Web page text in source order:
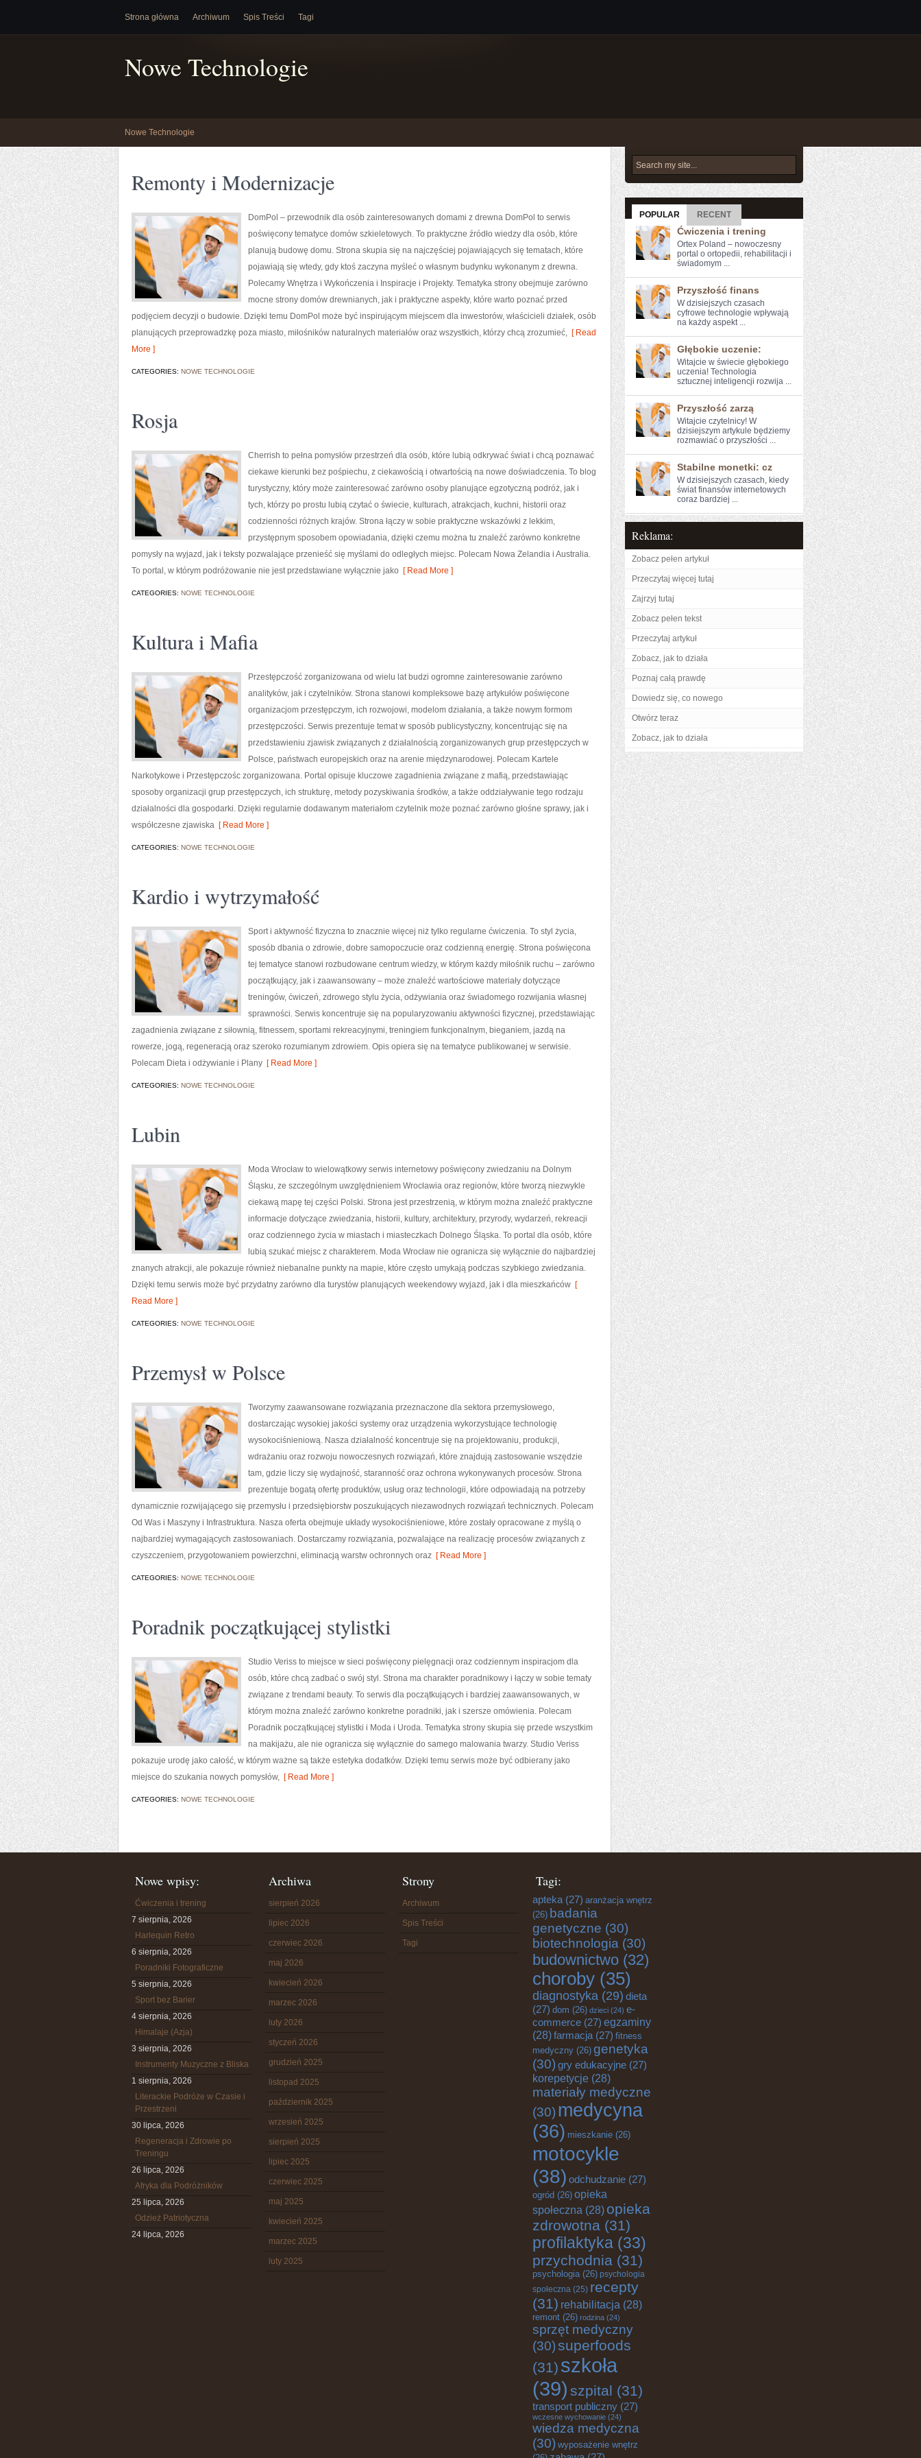
Strona główna Archiwum Spis Treści Tagi
Nowe Technologie
Nowe Technologie
Remonty i Modernizacje
DomPol – przewodnik dla osób zainteresowanych domami z drewna DomPol to serwis
poświęcony tematyce domów szkieletowych. To praktyczne źródło wiedzy dla osób, które
planują budowę domu. Strona skupia się na najczęściej pojawiających się tematach, które
pojawiają się wtedy, gdy ktoś zaczyna myśleć o własnym budynku wykonanym z drewna.
Polecamy Wnętrza i Wykończenia i Inspiracje i Projekty. Tematyka strony obejmuje zarówno
mocne strony domów drewnianych, jak i praktyczne aspekty, które warto poznać przed
podjęciem decyzji o budowie. Dzięki temu DomPol może być inspirującym miejscem dla inwestorów, właścicieli działek, osób
planujących przeprowadzkę poza miasto, miłośników naturalnych materiałów oraz wszystkich, którzy chcą zrozumieć, [ Read
More ]
CATEGORIES: NOWE TECHNOLOGIE
Rosja
Cherrish to pełna pomysłów przestrzeń dla osób, które lubią odkrywać świat i chcą poznawać
ciekawe kierunki bez pośpiechu, z ciekawością i otwartością na nowe doświadczenia. To blog
turystyczny, który może zainteresować zarówno osoby planujące egzotyczną podróż, jak i
tych, którzy po prostu lubią czytać o świecie, kulturach, atrakcjach, kuchni, historii oraz
codzienności różnych krajów. Strona łączy w sobie praktyczne wskazówki z lekkim,
przystępnym sposobem opowiadania, dzięki czemu można tu znaleźć zarówno konkretne
pomysły na wyjazd, jak i teksty pozwalające przenieść się myślami do odległych miejsc. Polecam Nowa Zelandia i Australia.
To portal, w którym podróżowanie nie jest przedstawiane wyłącznie jako [ Read More ]
CATEGORIES: NOWE TECHNOLOGIE
Kultura i Mafia
Przestępczość zorganizowana od wielu lat budzi ogromne zainteresowanie zarówno
analityków, jak i czytelników. Strona stanowi kompleksowe bazę artykułów poświęcone
organizacjom przestępczym, ich rozwojowi, modelom działania, a także nowym formom
przestępczości. Serwis prezentuje temat w sposób publicystyczny, koncentrując się na
przedstawieniu zjawisk związanych z działalnością zorganizowanych grup przestępczych w
Polsce, państwach europejskich oraz na arenie międzynarodowej. Polecam Kartele
Narkotykowe i Przestępczośc zorganizowana. Portal opisuje kluczowe zagadnienia związane z mafią, przedstawiając
sposoby organizacji grup przestępczych, ich strukturę, metody pozyskiwania środków, a także oddziaływanie tego rodzaju
działalności dla gospodarki. Dzięki regularnie dodawanym materiałom czytelnik może poznać zarówno głośne sprawy, jak i
współczesne zjawiska [ Read More ]
CATEGORIES: NOWE TECHNOLOGIE
Kardio i wytrzymałość
Sport i aktywność fizyczna to znacznie więcej niż tylko regularne ćwiczenia. To styl życia,
sposób dbania o zdrowie, dobre samopoczucie oraz codzienną energię. Strona poświęcona
tej tematyce stanowi rozbudowane centrum wiedzy, w którym każdy miłośnik ruchu – zarówno
początkujący, jak i zaawansowany – może znaleźć wartościowe materiały dotyczące
treningów, ćwiczeń, zdrowego stylu życia, odżywiania oraz świadomego rozwijania własnej
sprawności. Serwis koncentruje się na popularyzowaniu aktywności fizycznej, przedstawiając
zagadnienia związane z siłownią, fitnessem, sportami rekreacyjnymi, treningiem funkcjonalnym, bieganiem, jazdą na
rowerze, jogą, regeneracją oraz szeroko rozumianym zdrowiem. Opis opiera się na tematyce publikowanej w serwisie.
Polecam Dieta i odżywianie i Plany [ Read More ]
CATEGORIES: NOWE TECHNOLOGIE
Lubin
Moda Wrocław to wielowątkowy serwis internetowy poświęcony zwiedzaniu na Dolnym
Śląsku, ze szczególnym uwzględnieniem Wrocławia oraz regionów, które tworzą niezwykle
ciekawą mapę tej części Polski. Strona jest przestrzenią, w którym można znaleźć praktyczne
informacje dotyczące zwiedzania, historii, kultury, architektury, przyrody, wydarzeń, rekreacji
oraz codziennego życia w miastach i miasteczkach Dolnego Śląska. To portal dla osób, które
lubią szukać miejsc z charakterem. Moda Wrocław nie ogranicza się wyłącznie do najbardziej
znanych atrakcji, ale pokazuje również niebanalne punkty na mapie, które często umykają podczas szybkiego zwiedzania.
Dzięki temu serwis może być przydatny zarówno dla turystów planujących weekendowy wyjazd, jak i dla mieszkańców [
Read More ]
CATEGORIES: NOWE TECHNOLOGIE
Przemysł w Polsce
Tworzymy zaawansowane rozwiązania przeznaczone dla sektora przemysłowego,
dostarczając wysokiej jakości systemy oraz urządzenia wykorzystujące technologię
wysokociśnieniową. Nasza działalność koncentruje się na projektowaniu, produkcji,
wdrażaniu oraz rozwoju nowoczesnych rozwiązań, które znajdują zastosowanie wszędzie
tam, gdzie liczy się wydajność, staranność oraz ochrona wykonywanych procesów. Strona
prezentuje bogatą ofertę produktów, usług oraz technologii, które odpowiadają na potrzeby
dynamicznie rozwijającego się przemysłu i przedsiębiorstw poszukujących niezawodnych rozwiązań technicznych. Polecam
Od Was i Maszyny i Infrastruktura. Nasza oferta obejmuje układy wysokociśnieniowe, które zostały opracowane z myślą o
najbardziej wymagających zastosowaniach. Dostarczamy rozwiązania, pozwalające na realizację procesów związanych z
czyszczeniem, przygotowaniem powierzchni, eliminacją warstw ochronnych oraz [ Read More ]
CATEGORIES: NOWE TECHNOLOGIE
Poradnik początkującej stylistki
Studio Veriss to miejsce w sieci poświęcony pielęgnacji oraz codziennym inspiracjom dla
osób, które chcą zadbać o swój styl. Strona ma charakter poradnikowy i łączy w sobie tematy
związane z trendami beauty. To serwis dla początkujących i bardziej zaawansowanych, w
którym można znaleźć zarówno konkretne poradniki, jak i szersze omówienia. Polecam
Poradnik początkującej stylistki i Moda i Uroda. Tematyka strony skupia się przede wszystkim
na makijażu, ale nie ogranicza się wyłącznie do samego malowania twarzy. Studio Veriss
pokazuje urodę jako całość, w którym ważne są także estetyka dodatków. Dzięki temu serwis może być odbierany jako
miejsce do szukania nowych pomysłów, [ Read More ]
CATEGORIES: NOWE TECHNOLOGIE
POPULAR RECENT
Ćwiczenia i trening
Ortex Poland – nowoczesny
portal o ortopedii, rehabilitacji i
świadomym ...
Przyszłość finans
W ‌dzisiejszych czasach⁤
cyfrowe technologie wpływają⁣
na⁢ każdy aspekt⁣ ...
Głębokie uczenie:
Witajcie w świecie głębokiego
uczenia! Technologia
sztucznej inteligencji rozwija ...
Przyszłość zarzą
Witajcie czytelnicy! W‌
dzisiejszym artykule będziemy
rozmawiać o przyszłości ...
Stabilne monetki: cz
W ‍dzisiejszych czasach, kiedy
świat finansów ⁤internetowych
coraz bardziej ...
Reklama:
Zobacz pełen artykuł
Przeczytaj więcej tutaj
Zajrzyj tutaj
Zobacz pełen tekst
Przeczytaj artykuł
Zobacz, jak to działa
Poznaj całą prawdę
Dowiedz się, co nowego
Otwórz teraz
Zobacz, jak to działa
Nowe wpisy:
Ćwiczenia i trening
7 sierpnia, 2026
Harlequin Retro
6 sierpnia, 2026
Poradniki Fotograficzne
5 sierpnia, 2026
Sport bez Barier
4 sierpnia, 2026
Himalaje (Azja)
3 sierpnia, 2026
Instrumenty Muzyczne z Bliska
1 sierpnia, 2026
Literackie Podróże w Czasie i
Przestrzeni
30 lipca, 2026
Regeneracja i Zdrowie po
Treningu
26 lipca, 2026
Afryka dla Podróżników
25 lipca, 2026
Odzież Patriotyczna
24 lipca, 2026
Archiwa
sierpień 2026
lipiec 2026
czerwiec 2026
maj 2026
kwiecień 2026
marzec 2026
luty 2026
styczeń 2026
grudzień 2025
listopad 2025
październik 2025
wrzesień 2025
sierpień 2025
lipiec 2025
czerwiec 2025
maj 2025
kwiecień 2025
marzec 2025
luty 2025
Strony
Archiwum
Spis Treści
Tagi
Tagi:
apteka (27) aranżacja wnętrz
(26) badania
genetyczne (30)
biotechnologia (30)
budownictwo (32)
choroby (35)
diagnostyka (29) dieta
(27) dom (26) dzieci (24) e-
commerce (27) egzaminy
(28)farmacja (27) fitness
medyczny (26) genetyka
(30) gry edukacyjne (27)
korepetycje (28)
materiały medyczne
(30) medycyna
(36) mieszkanie (26)
motocykle
(38) odchudzanie (27)
ogród (26) opieka
społeczna (28) opieka
zdrowotna (31)
profilaktyka (33)
przychodnia (31)
psychologia(26) psychologia
społeczna (25) recepty
(31) rehabilitacja (28)
remont (26) rodzina (24)
sprzęt medyczny
(30)superfoods
(31) szkoła
(39) szpital (31)
transport publiczny (27)
wczesne wychowanie (24)
wiedza medyczna
(30) wyposażenie wnętrz